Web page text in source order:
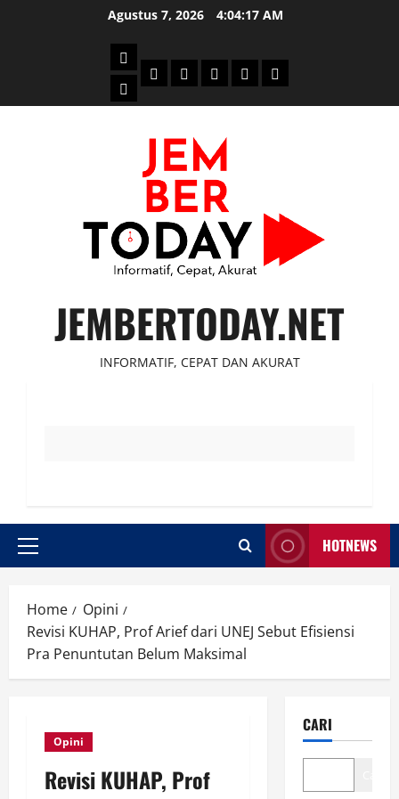
Agustus 7, 2026 4:04:18 AM
Beranda
News
PolitikOtomotifEkonomiSosialtentang
JEMBERTODAY.NET
INFORMATIF, CEPAT DAN AKURAT
Primary
HOTNEWS
Home
Opini
Revisi KUHAP, Prof Arief dari UNEJ Sebut Efisiensi
Pra Penuntutan Belum Maksimal
Opini
Revisi KUHAP, Prof
CARI